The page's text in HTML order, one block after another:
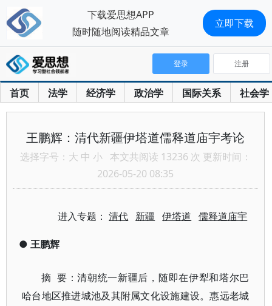
首页 法学 经济学 政治学 国际关系 社会学
登录 注册
王鹏辉：清代新疆伊塔道儒释道庙宇考论
选择字号： 大 中 小 本文共阅读 13236 次 更新时间：
2026-05-20 08:35
进入专题：清代 新疆 伊塔道 儒释道庙宇
● 王鹏辉
摘 要：清朝统一新疆后，随即在伊犁和塔尔巴
哈台地区推进城池及其附属文化设施建设。惠远老城
下载爱思想APP
随时随地阅读精品文章
立即下载